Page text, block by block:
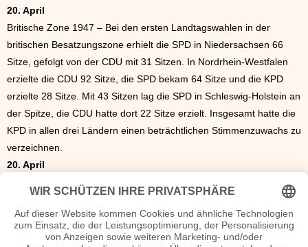
20. April
Britische Zone 1947 – Bei den ersten Landtagswahlen in der
britischen Besatzungszone erhielt die SPD in Niedersachsen 66
Sitze, gefolgt von der CDU mit 31 Sitzen. In Nordrhein-Westfalen
erzielte die CDU 92 Sitze, die SPD bekam 64 Sitze und die KPD
erzielte 28 Sitze. Mit 43 Sitzen lag die SPD in Schleswig-Holstein an
der Spitze, die CDU hatte dort 22 Sitze erzielt. Insgesamt hatte die
KPD in allen drei Ländern einen beträchtlichen Stimmenzuwachs zu
verzeichnen.
20. April
Italien 1947 – Gegen die gestiegenen Lebenshaltungskosten war
20. April
München 1947 – In der bayerischen Landeshauptstadt München